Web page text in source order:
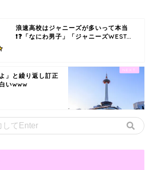
浪速高校はジャニーズが多いって本当
❗❓「なにわ男子」「ジャニーズWEST...
」と繰り返し訂正
いwww